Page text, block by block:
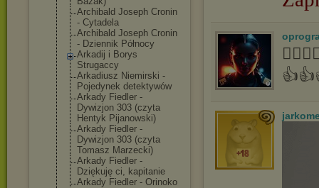
Archibald Joseph Cronin
- Cytadela
Archibald Joseph Cronin
- Dziennik Północy
Arkadij i Borys
Strugaccy
Arkadiusz Niemirski -
Pojedynek detektywów
Arkady Fiedler -
Dywizjon 303 (czyta
Hentyk Pijanowski)
Arkady Fiedler -
Dywizjon 303 (czyta
Tomasz Marzecki)
Arkady Fiedler -
Dziękuję ci, kapitanie
Arkady Fiedler - Orinoko